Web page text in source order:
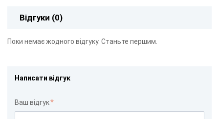
Відгуки (0)
Поки немає жодного відгуку. Станьте першим.
Написати відгук
Ваш відгук